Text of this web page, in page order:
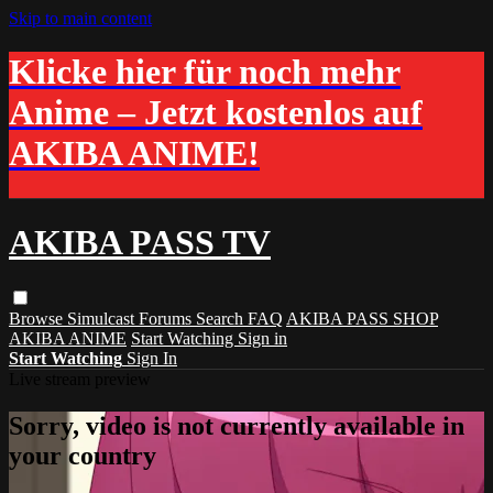
Skip to main content
Klicke hier für noch mehr
Anime – Jetzt kostenlos auf
AKIBA ANIME!
AKIBA PASS TV
Browse Simulcast Forums Search FAQ AKIBA PASS SHOP
AKIBA ANIME Start Watching Sign in
Start Watching Sign In
Sorry, video is not currently available in
your country